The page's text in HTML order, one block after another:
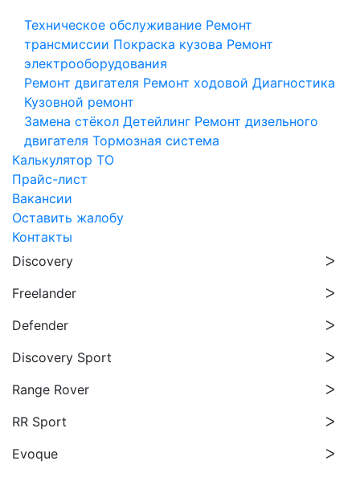
Техническое обслуживание Ремонт
трансмиссии Покраска кузова Ремонт
электрооборудования
Ремонт двигателя Ремонт ходовой Диагностика
Кузовной ремонт
Замена стёкол Детейлинг Ремонт дизельного
двигателя Тормозная система
Калькулятор ТО
Прайс-лист
Вакансии
Оставить жалобу
Контакты
Discovery
Freelander
Defender
Discovery Sport
Range Rover
RR Sport
Evoque